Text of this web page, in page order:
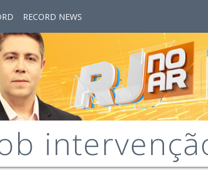
RECORD NEWS